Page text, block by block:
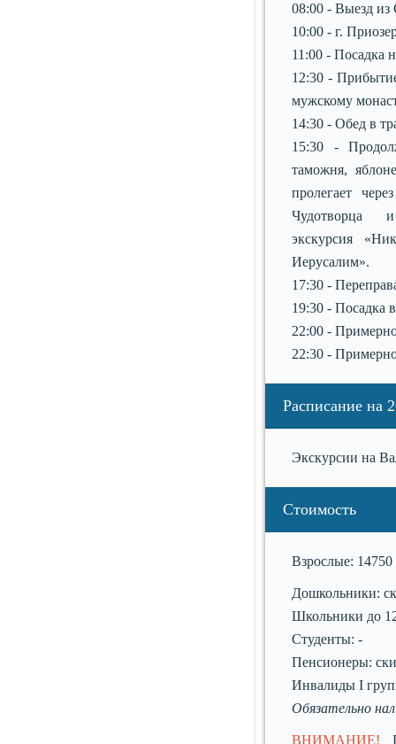
08:00 - Выезд
10:00 - г.
11:00 - Посадка
12:30 -
мужскому
14:30 - Обед в
15:30 -
таможня,
пролегает
Чудотворца
экскурсия
Иерусалим».
17:30 -
19:30 - Посадка
22:00 -
22:30 -
Расписание на
Экскурсии на
Стоимость
Взрослые:
Дошкольники:
Школьники до
Студенты: -
Пенсионеры:
Инвалиды I
Обязательно
ВНИМАНИЕ!